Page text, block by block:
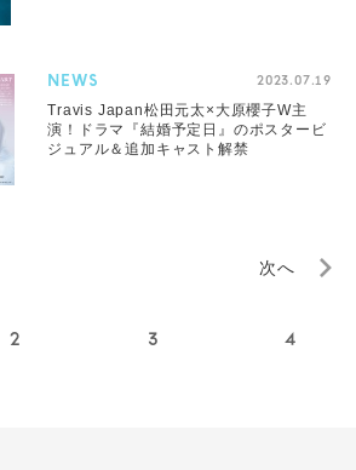
NEWS 2023.07.19
Travis Japan松田元太×大原櫻子W主
演！ドラマ『結婚予定日』のポスタービ
ジュアル＆追加キャスト解禁
次へ
2 3 4